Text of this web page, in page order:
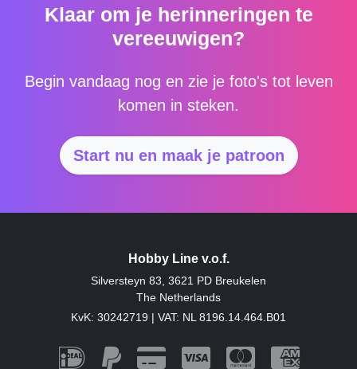
Klaar om je herinneringen te
vereeuwigen?
Begin vandaag nog en zie je foto's tot leven
komen in steken.
Start nu en maak je patroon
Hobby Line v.o.f.
Silversteyn 83, 3621 PD Breukelen
The Netherlands
KvK: 30242719 | VAT: NL 8196.14.464.B01